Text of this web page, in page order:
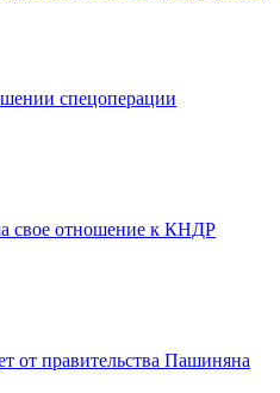
спецоперации
свое отношение к КНДР
от правительства Пашиняна